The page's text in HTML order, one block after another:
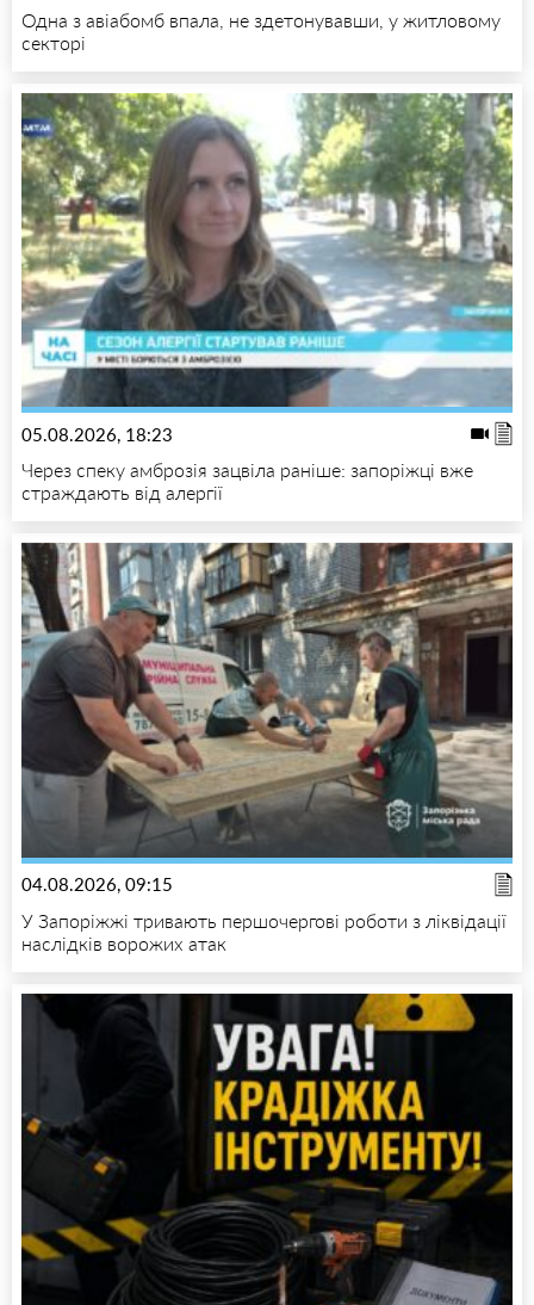
Одна з авіабомб впала, не здетонувавши, у житловому
секторі
05.08.2026, 18:23
Через спеку амброзія зацвіла раніше: запоріжці вже
страждають від алергії
04.08.2026, 09:15
У Запоріжжі тривають першочергові роботи з ліквідації
наслідків ворожих атак